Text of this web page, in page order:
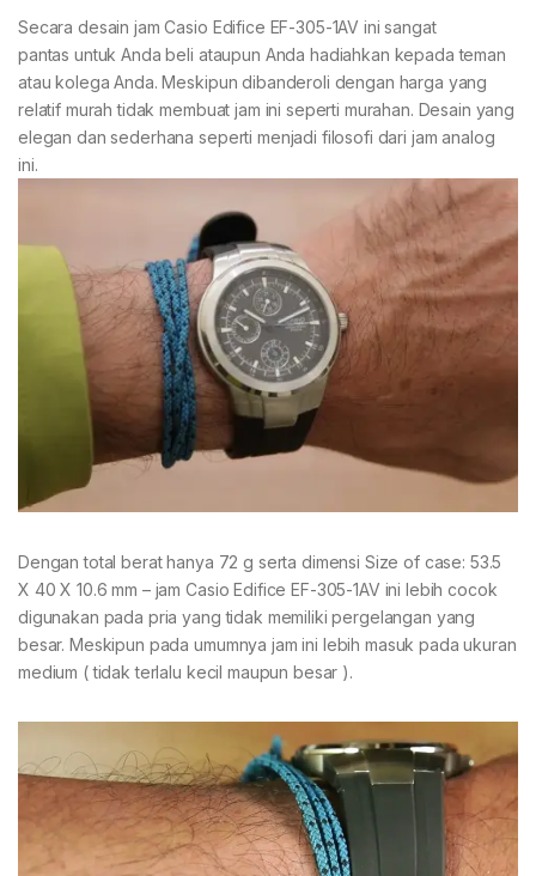
Secara desain jam Casio Edifice EF-305-1AV ini sangat
pantas untuk Anda beli ataupun Anda hadiahkan kepada teman
atau kolega Anda. Meskipun dibanderoli dengan harga yang
relatif murah tidak membuat jam ini seperti murahan. Desain yang
elegan dan sederhana seperti menjadi filosofi dari jam analog
ini.
Dengan total berat hanya 72 g serta dimensi Size of case: 53.5
X 40 X 10.6 mm – jam Casio Edifice EF-305-1AV ini lebih cocok
digunakan pada pria yang tidak memiliki pergelangan yang
besar. Meskipun pada umumnya jam ini lebih masuk pada ukuran
medium ( tidak terlalu kecil maupun besar ).